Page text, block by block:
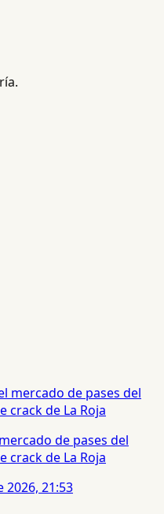
de pases del
crack de La Roja
2026, 21:53